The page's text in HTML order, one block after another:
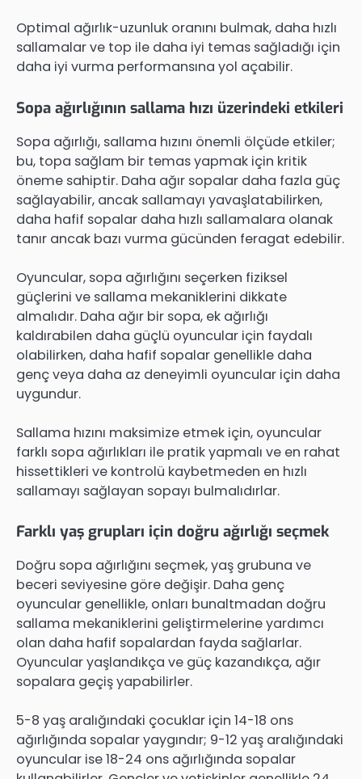
Optimal ağırlık-uzunluk oranını bulmak, daha hızlı
sallamalar ve top ile daha iyi temas sağladığı için
daha iyi vurma performansına yol açabilir.
Sopa ağırlığının sallama hızı üzerindeki etkileri
Sopa ağırlığı, sallama hızını önemli ölçüde etkiler;
bu, topa sağlam bir temas yapmak için kritik
öneme sahiptir. Daha ağır sopalar daha fazla güç
sağlayabilir, ancak sallamayı yavaşlatabilirken,
daha hafif sopalar daha hızlı sallamalara olanak
tanır ancak bazı vurma gücünden feragat edebilir.
Oyuncular, sopa ağırlığını seçerken fiziksel
güçlerini ve sallama mekaniklerini dikkate
almalıdır. Daha ağır bir sopa, ek ağırlığı
kaldırabilen daha güçlü oyuncular için faydalı
olabilirken, daha hafif sopalar genellikle daha
genç veya daha az deneyimli oyuncular için daha
uygundur.
Sallama hızını maksimize etmek için, oyuncular
farklı sopa ağırlıkları ile pratik yapmalı ve en rahat
hissettikleri ve kontrolü kaybetmeden en hızlı
sallamayı sağlayan sopayı bulmalıdırlar.
Farklı yaş grupları için doğru ağırlığı seçmek
Doğru sopa ağırlığını seçmek, yaş grubuna ve
beceri seviyesine göre değişir. Daha genç
oyuncular genellikle, onları bunaltmadan doğru
sallama mekaniklerini geliştirmelerine yardımcı
olan daha hafif sopalardan fayda sağlarlar.
Oyuncular yaşlandıkça ve güç kazandıkça, ağır
sopalara geçiş yapabilirler.
5-8 yaş aralığındaki çocuklar için 14-18 ons
ağırlığında sopalar yaygındır; 9-12 yaş aralığındaki
oyuncular ise 18-24 ons ağırlığında sopalar